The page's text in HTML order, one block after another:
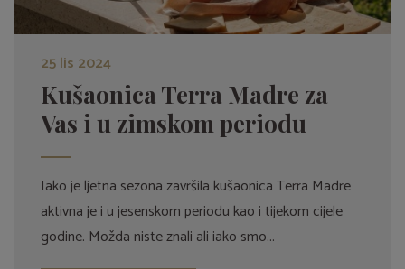
25 lis 2024
Kušaonica Terra Madre za
Vas i u zimskom periodu
Iako je ljetna sezona završila kušaonica Terra Madre
aktivna je i u jesenskom periodu kao i tijekom cijele
godine. Možda niste znali ali iako smo...